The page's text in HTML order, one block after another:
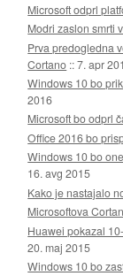
Microsoft odprl
Modri zaslon smrti
Prva predogledna
Cortano ::7. apr
Windows 10 bo
2016
Microsoft bo odprl
Office 2016 bo
Windows 10 bo
16. avg 2015
Kako je nastajalo
Microsoftova
Huawei pokazal
20. maj 2015
Windows 10 bo